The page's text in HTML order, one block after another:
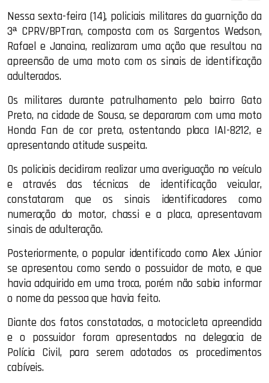
Nessa sexta-feira (14), policiais militares da guarnição da
3ª CPRV/BPTran, composta com os Sargentos Wedson,
Rafael e Janaina, realizaram uma ação que resultou na
apreensão de uma moto com os sinais de identificação
adulterados.
Os militares durante patrulhamento pelo bairro Gato
Preto, na cidade de Sousa, se depararam com uma moto
Honda Fan de cor preta, ostentando placa IAI-8212, e
apresentando atitude suspeita.
Os policiais decidiram realizar uma averiguação no veículo
e através das técnicas de identificação veicular,
constataram que os sinais identificadores como
numeração do motor, chassi e a placa, apresentavam
sinais de adulteração.
Posteriormente, o popular identificado como Alex Júnior
se apresentou como sendo o possuidor de moto, e que
havia adquirido em uma troca, porém não sabia informar
o nome da pessoa que havia feito.
Diante dos fatos constatados, a motocicleta apreendida
e o possuidor foram apresentados na delegacia de
Polícia Civil, para serem adotados os procedimentos
cabíveis.